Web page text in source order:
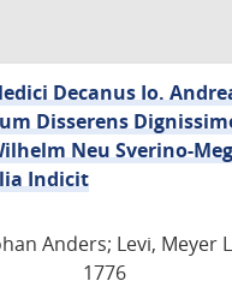
Decanus Io.
Disserens
Neu Sverino-
Indicit
Anders; Levi,
1776